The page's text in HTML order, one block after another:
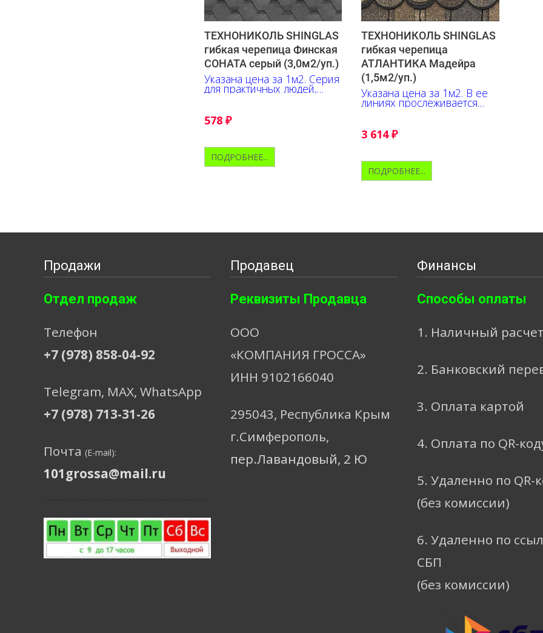
ТЕХНОНИКОЛЬ SHINGLAS
гибкая черепица Финская
СОНАТА серый (3,0м2/уп.)
Указана цена за 1м2. Серия
для практичных людей,
которые хотят приобрести
кровельный материал по
доступной цене
578 ₽
ПОДРОБНЕЕ...
ТЕХНОНИКОЛЬ SHINGLAS
гибкая черепица
АТЛАНТИКА Мадейра
(1,5м2/уп.)
Указана цена за 1м2. В ее
линиях прослеживается
рисунок бескрайних волн
многочисленные
архипелаги. Цветовая
3 614₽
ПОДРОБНЕЕ...
Продажи
Отдел продаж
Телефон
+7 (978) 858-04-92
Telegram, МАХ, WhatsApp
+7 (978) 713-31-26
Почта (E-mail):
101grossa@mail.ru
Продавец
Реквизиты Продавца
ООО
«КОМПАНИЯ ГРОССА»
ИНН 9102166040
295043, Республика Крым
г.Симферополь,
пер.Лавандовый, 2 Ю
Финансы
Способы оплаты
1. Наличный расчет
2. Банковский
3. Оплата картой
4. Оплата по QR-
5. Удаленно по QR-
(без комиссии)
6. Удаленно по
СБП
(без комиссии)